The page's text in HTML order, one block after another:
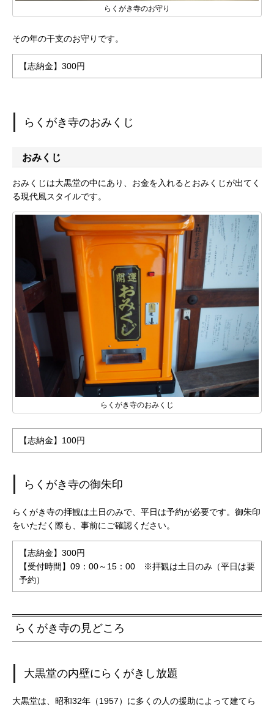
らくがき寺のお守り
その年の干支のお守りです。
【志納金】300円
らくがき寺のおみくじ
おみくじ
おみくじは大黒堂の中にあり、お金を入れるとおみくじが出てく
る現代風スタイルです。
らくがき寺のおみくじ
【志納金】100円
らくがき寺の御朱印
らくがき寺の拝観は土日のみで、平日は予約が必要です。御朱印
をいただく際も、事前にご確認ください。
【志納金】300円
【受付時間】09：00～15：00 ※拝観は土日のみ（平日は要
予約）
らくがき寺の見どころ
大黒堂の内壁にらくがきし放題
大黒堂は、昭和32年（1957）に多くの人の援助によって建てら